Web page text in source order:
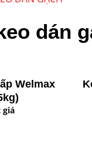
dán
Welmax
giá